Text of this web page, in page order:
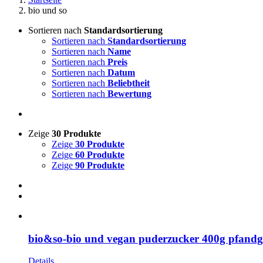
bio und so
Sortieren nach Standardsortierung
Sortieren nach Standardsortierung
Sortieren nach Name
Sortieren nach Preis
Sortieren nach Datum
Sortieren nach Beliebtheit
Sortieren nach Bewertung
Zeige 30 Produkte
Zeige 30 Produkte
Zeige 60 Produkte
Zeige 90 Produkte
bio&so-bio und vegan puderzucker 400g